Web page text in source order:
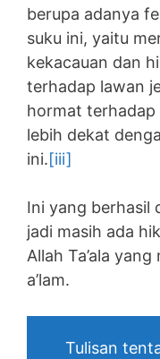
berupa adanya
suku ini, yaitu
kekacauan dan
terhadap lawan
hormat terhadap
lebih dekat
ini.[iii]
Ini yang berhasil
jadi masih ada
Allah Ta’ala
a’lam.
Tulisan